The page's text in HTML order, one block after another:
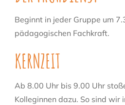
Beginnt in jeder Gruppe um
pädagogischen Fachkraft.
KERNZEIT
Ab 8.00 Uhr bis 9.00 Uhr
Kolleginnen dazu. So sind wir